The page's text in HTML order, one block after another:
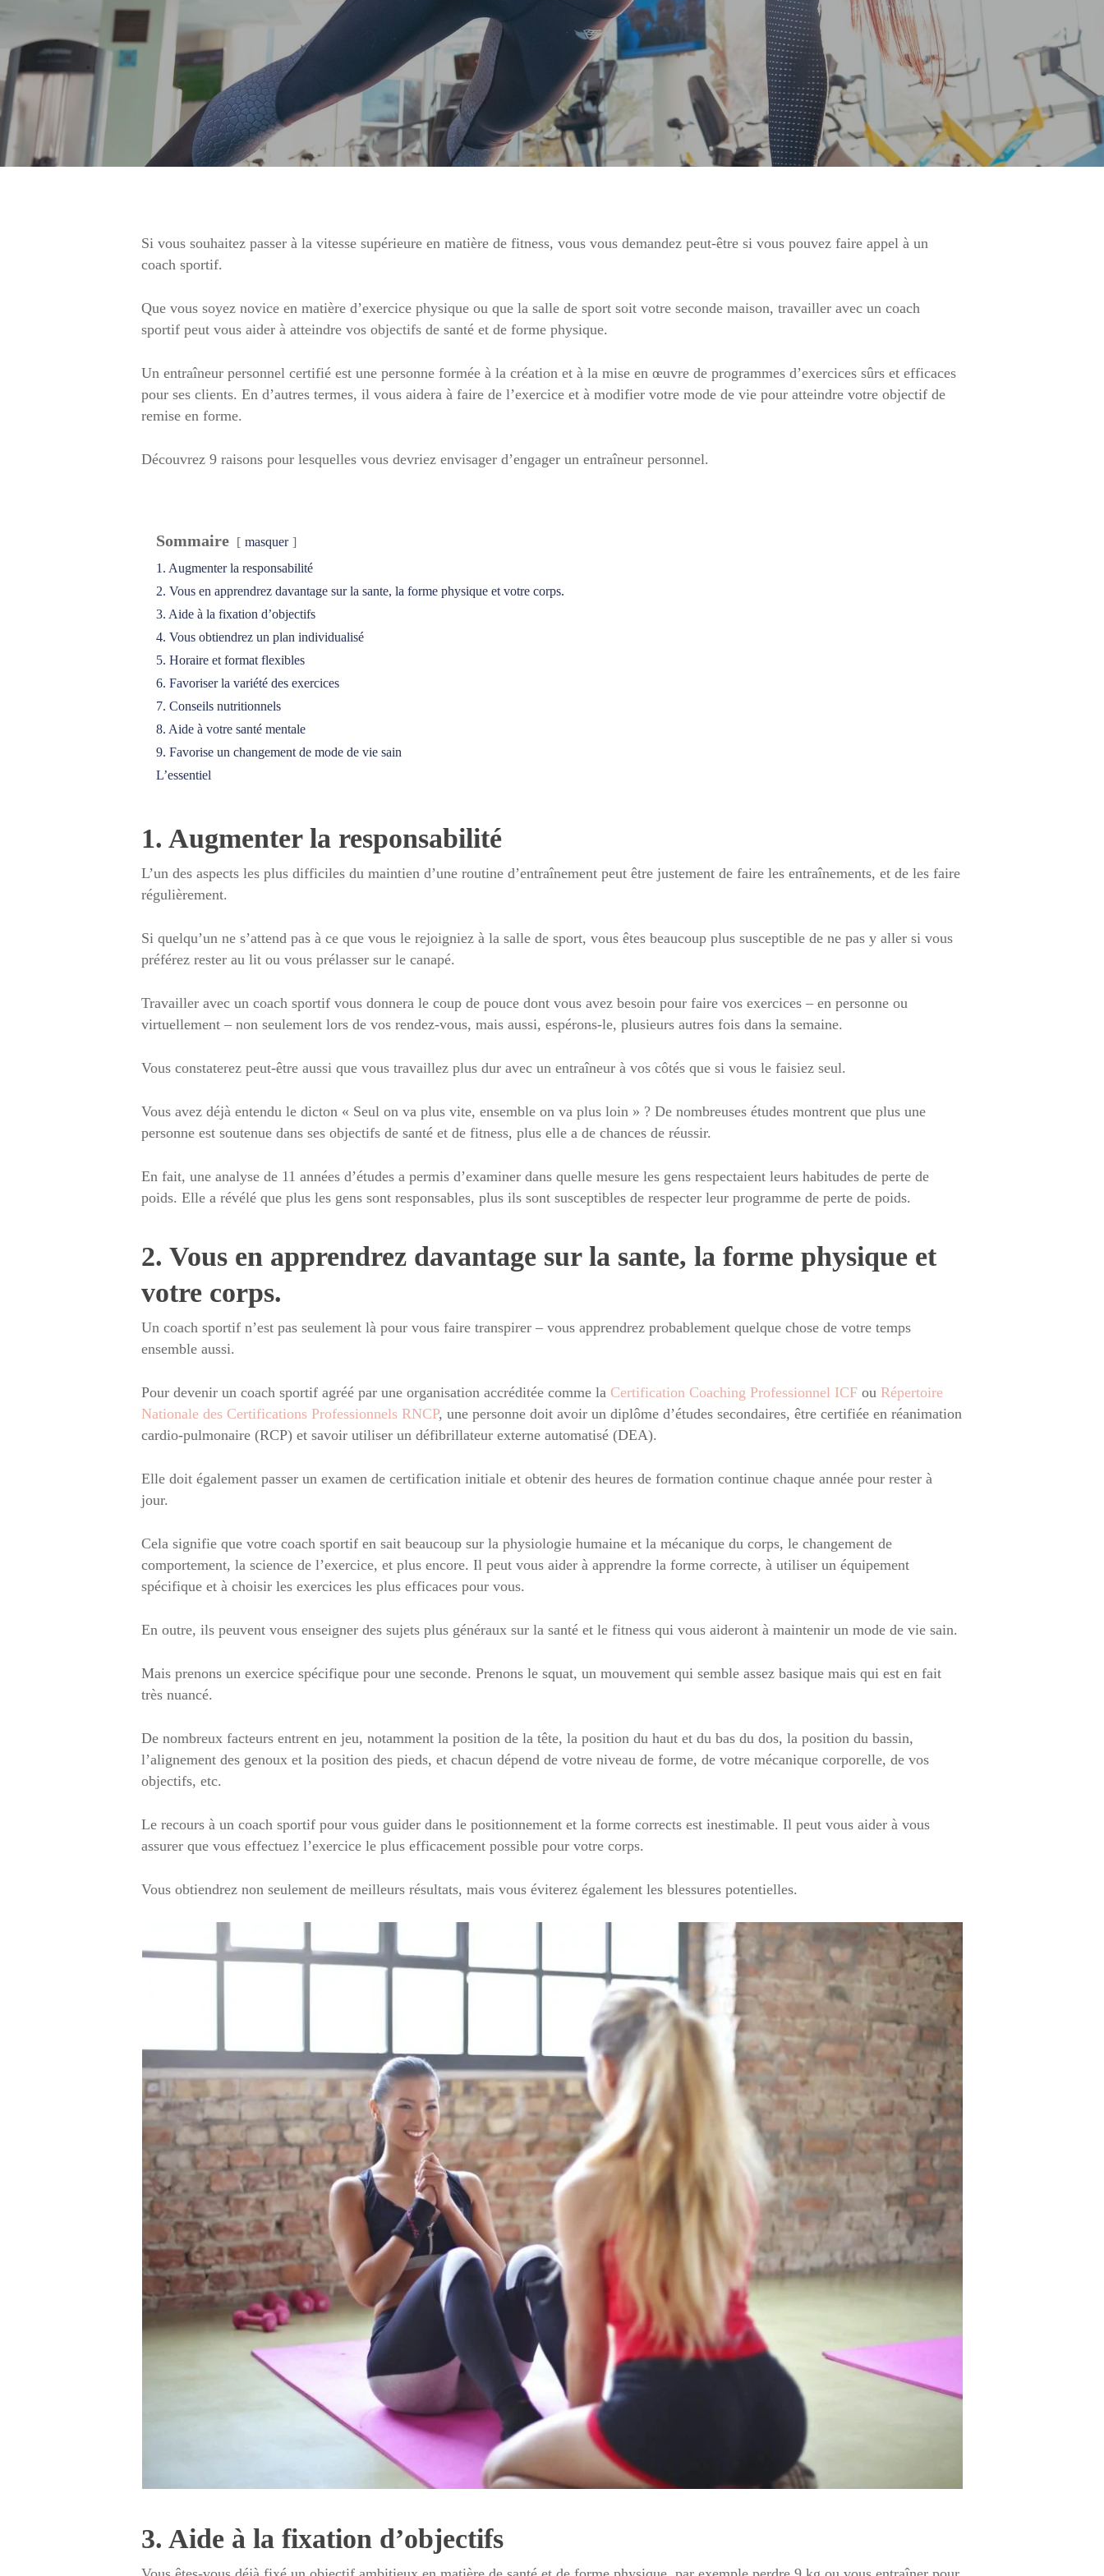
Si vous souhaitez passer à la vitesse supérieure en matière de fitness, vous vous demandez peut-être si vous pouvez faire appel à un
coach sportif.
Que vous soyez novice en matière d’exercice physique ou que la salle de sport soit votre seconde maison, travailler avec un coach
sportif peut vous aider à atteindre vos objectifs de santé et de forme physique.
Un entraîneur personnel certifié est une personne formée à la création et à la mise en œuvre de programmes d’exercices sûrs et efficaces
pour ses clients. En d’autres termes, il vous aidera à faire de l’exercice et à modifier votre mode de vie pour atteindre votre objectif de
remise en forme.
Découvrez 9 raisons pour lesquelles vous devriez envisager d’engager un entraîneur personnel.
Sommaire masquer
1. Augmenter la responsabilité
2. Vous en apprendrez davantage sur la sante, la forme physique et votre corps.
3. Aide à la fixation d’objectifs
4. Vous obtiendrez un plan individualisé
5. Horaire et format flexibles
6. Favoriser la variété des exercices
7. Conseils nutritionnels
8. Aide à votre santé mentale
9. Favorise un changement de mode de vie sain
L’essentiel
1. Augmenter la responsabilité
L’un des aspects les plus difficiles du maintien d’une routine d’entraînement peut être justement de faire les entraînements, et de les faire
régulièrement.
Si quelqu’un ne s’attend pas à ce que vous le rejoigniez à la salle de sport, vous êtes beaucoup plus susceptible de ne pas y aller si vous
préférez rester au lit ou vous prélasser sur le canapé.
Travailler avec un coach sportif vous donnera le coup de pouce dont vous avez besoin pour faire vos exercices – en personne ou
virtuellement – non seulement lors de vos rendez-vous, mais aussi, espérons-le, plusieurs autres fois dans la semaine.
Vous constaterez peut-être aussi que vous travaillez plus dur avec un entraîneur à vos côtés que si vous le faisiez seul.
Vous avez déjà entendu le dicton « Seul on va plus vite, ensemble on va plus loin » ? De nombreuses études montrent que plus une
personne est soutenue dans ses objectifs de santé et de fitness, plus elle a de chances de réussir.
En fait, une analyse de 11 années d’études a permis d’examiner dans quelle mesure les gens respectaient leurs habitudes de perte de
poids. Elle a révélé que plus les gens sont responsables, plus ils sont susceptibles de respecter leur programme de perte de poids.
2. Vous en apprendrez davantage sur la sante, la forme physique et
votre corps.
Un coach sportif n’est pas seulement là pour vous faire transpirer – vous apprendrez probablement quelque chose de votre temps
ensemble aussi.
Pour devenir un coach sportif agréé par une organisation accréditée comme la Certification Coaching Professionnel ICF ou Répertoire
Nationale des Certifications Professionnels RNCP, une personne doit avoir un diplôme d’études secondaires, être certifiée en réanimation
cardio-pulmonaire (RCP) et savoir utiliser un défibrillateur externe automatisé (DEA).
Elle doit également passer un examen de certification initiale et obtenir des heures de formation continue chaque année pour rester à
jour.
Cela signifie que votre coach sportif en sait beaucoup sur la physiologie humaine et la mécanique du corps, le changement de
comportement, la science de l’exercice, et plus encore. Il peut vous aider à apprendre la forme correcte, à utiliser un équipement
spécifique et à choisir les exercices les plus efficaces pour vous.
En outre, ils peuvent vous enseigner des sujets plus généraux sur la santé et le fitness qui vous aideront à maintenir un mode de vie sain.
Mais prenons un exercice spécifique pour une seconde. Prenons le squat, un mouvement qui semble assez basique mais qui est en fait
très nuancé.
De nombreux facteurs entrent en jeu, notamment la position de la tête, la position du haut et du bas du dos, la position du bassin,
l’alignement des genoux et la position des pieds, et chacun dépend de votre niveau de forme, de votre mécanique corporelle, de vos
objectifs, etc.
Le recours à un coach sportif pour vous guider dans le positionnement et la forme corrects est inestimable. Il peut vous aider à vous
assurer que vous effectuez l’exercice le plus efficacement possible pour votre corps.
Vous obtiendrez non seulement de meilleurs résultats, mais vous éviterez également les blessures potentielles.
3. Aide à la fixation d’objectifs